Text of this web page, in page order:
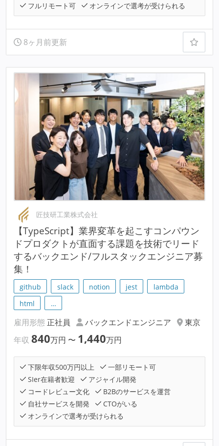
フルリモート可
オンラインで選考が受けられる
8ヶ月前更新
匠技研工業株式会社
【TypeScript】業界変革を起こすコンパウン
ドプロダクトが直面する課題を技術でリード
するバックエンド/フルスタックエンジニア募
集！
github slack notion jest
lambda
html
…
雇用形態 正社員 バックエンドエンジニア
東京
年収 840万円 〜 1,440万円
下限年収500万円以上
一部リモート可
SIer在籍者歓迎
アジャイル開発
コードレビュー文化
B2Bのサービスを運営
自社サービスを開発
CTOがいる
オンラインで選考が受けられる